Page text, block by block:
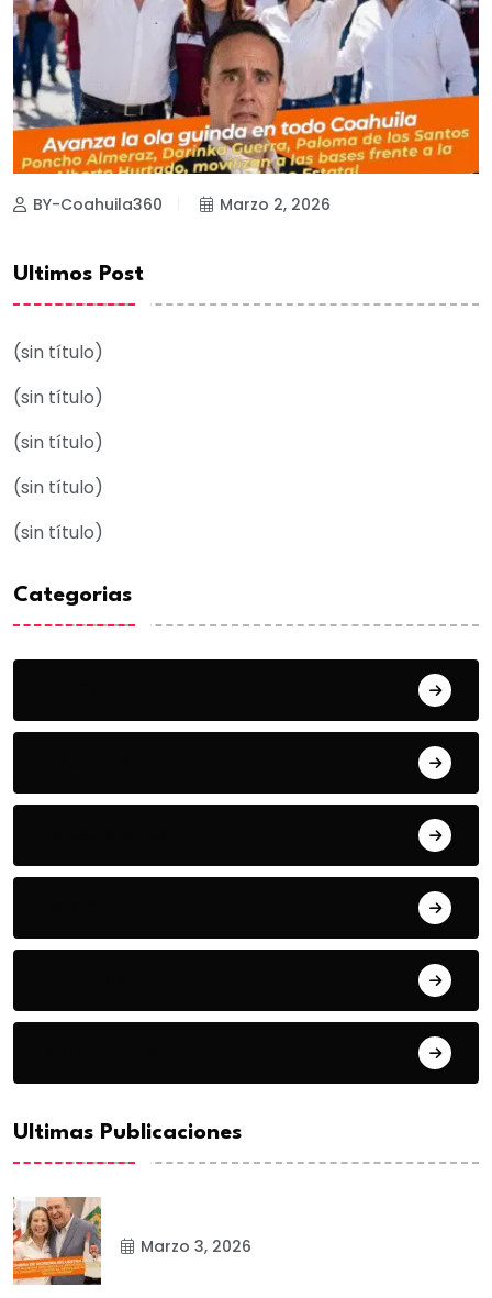
BY-Coahuila360 Marzo 2, 2026
Ultimos Post
(sin título)
(sin título)
(sin título)
(sin título)
(sin título)
Categorias
Ultimas Publicaciones
Marzo 3, 2026